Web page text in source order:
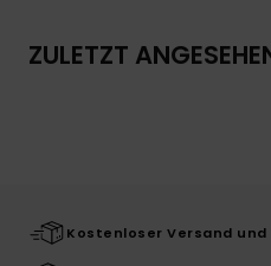
ZULETZT
Kostenloser Versand